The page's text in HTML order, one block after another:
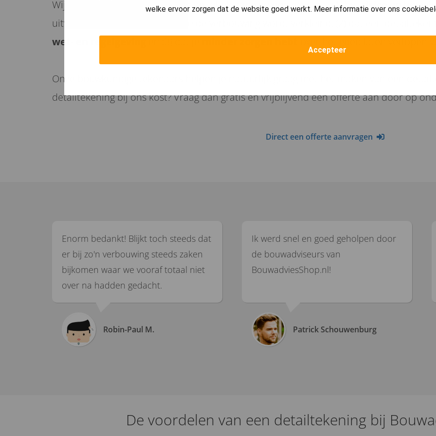
welke ervoor zorgen dat de website goed werkt. Meer informatie over ons
Accepteer
Wij zijn ervan overtuigd dat een detailtekening ervoor zorgt dat (1) hetrisicoop
uitvoerende partijen gedurende de verbouwing wordt verkleind, (2) dat een
wet- en regelgeving
Onze bouwkundige tekenaars helpen je natuurlijk graag met het maken van een
detailtekening bij ons kost? Vraag dan gratis en vrijblijvend een offerte aan door op
Direct een offerte aanvragen
Enorm bedankt! Blijkt toch steeds dat
er bij zo'n verbouwing steeds zaken
bijkomen waar we vooraf totaal niet
over na hadden gedacht.
Robin-Paul M.
Ik werd snel en goed geholpen door
de bouwadviseurs van
BouwadviesShop.nl!
Patrick Schouwenburg
De voordelen van een detailtekening bij